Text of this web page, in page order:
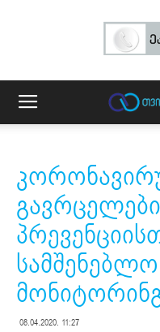
08.04.2020. 11:27